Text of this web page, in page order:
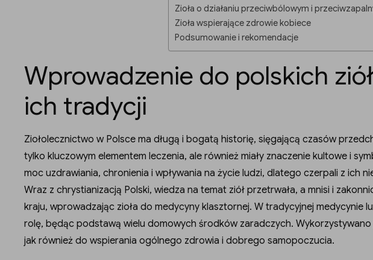
Zioła o działaniu przeciwbólowym i
Zioła wspierające zdrowie kobiece
Podsumowanie i rekomendacje
Wprowadzenie do polskich
ich tradycji
Ziołolecznictwo w Polsce ma długą i bogatą historię, sięgającą czasów
tylko kluczowym elementem leczenia, ale również miały znaczenie kultowe i
moc uzdrawiania, chronienia i wpływania na życie ludzi, dlatego czerpali z ich
Wraz z chrystianizacją Polski, wiedza na temat ziół przetrwała, a mnisi i
kraju, wprowadzając zioła do medycyny klasztornej. W tradycyjnej medycynie
rolę, będąc podstawą wielu domowych środków zaradczych.
jak również do wspierania ogólnego zdrowia i dobrego samopoczucia.